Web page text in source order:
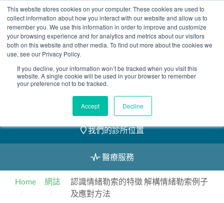
This website stores cookies on your computer. These cookies are used to
collect information about how you interact with our website and allow us to
remember you. We use this information in order to improve and customize
your browsing experience and for analytics and metrics about our visitors
both on this website and other media. To find out more about the cookies we
use, see our Privacy Policy.
If you decline, your information won’t be tracked when you visit this
website. A single cookie will be used in your browser to remember
your preference not to be tracked.
Accept Decline
Skip
to
content
2155 9055
預約
我們的醫護團隊
我們的診所位置
醫療服務
Home 網誌
認識情緒勒索的特徵 解構情緒勒索例子
及應對方法